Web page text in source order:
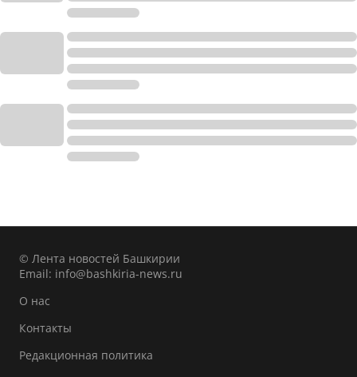
© Лента новостей Башкирии
Email: info@bashkiria-news.ru
О нас
Контакты
Редакционная политика